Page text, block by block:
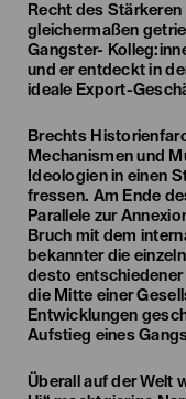
Recht des
gleichermaßen
Gangster-
und er entdeckt in
ideale Export-
Brechts
Mechanismen und
Ideologien in einen
fressen. Am Ende
Parallele zur
Bruch mit dem
bekannter die
desto entschiedener
die Mitte einer
Entwicklungen
Aufstieg eines
Überall auf der Welt